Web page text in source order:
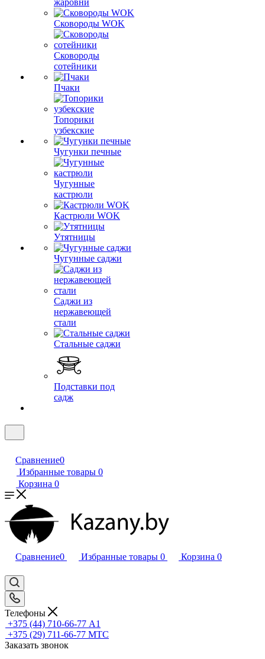
жаровни
Сковороды WOK
Сковороды
сотейники
Пчаки
Топорики
узбекские
Чугунки печные
Чугунные
кастрюли
Кастрюли WOK
Утятницы
Чугунные саджи
Саджи из
нержавеющей
стали
Стальные саджи
Подставки под
садж
Сравнение0
Избранные товары 0
Корзина 0
Сравнение0 Избранные товары 0 Корзина 0
Телефоны
+375 (44) 710-66-77 А1
+375 (29) 711-66-77 МТС
Заказать звонок